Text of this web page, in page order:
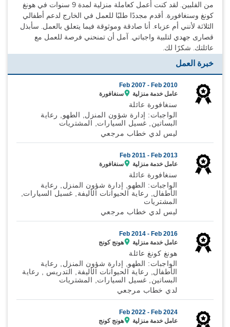
من الفلبين. لقد كنت أعمل كعاملة منزلية لمدة 9 سنوات في هونغ
كونغ وسنغافورة. أقدم مجددًا طلبًا للعمل في الخارج لدعم أطفالي
الثلاثة لأنني أم عزباء. أنا صادقة وموثوقة فيما يتعلق بالعمل. سأبذل
قصارى جهدي لتلبية واجباتي. آمل أن تمنحني فرصة للعمل مع
عائلتك. شكرًا لك.
خبرة العمل
Feb 2007 - Feb 2010
عامل خدمة منزلية
سنغافورة
سنغافورة عائلة
الواجبات: إدارة شؤون المنزل, الطهو, رعاية
البساتين, غسيل السيارات, المشتريات
ليس لدي خطاب مرجعي
Feb 2011 - Feb 2013
عامل خدمة منزلية
سنغافورة
سنغافورة عائلة
الواجبات: الطهو, إدارة شؤون المنزل, رعاية
الأطفال, رعاية الحيوانات الأليفة, غسيل السيارات,
المشتريات
ليس لدي خطاب مرجعي
Feb 2014 - Feb 2016
عامل خدمة منزلية
هونج كونج
هونغ كونغ عائلة
الواجبات: الطهو, إدارة شؤون المنزل, رعاية
الأطفال, رعاية الحيوانات الأليفة, التدريس , رعاية
البساتين, غسيل السيارات, المشتريات
لدي خطاب مرجعي
Feb 2022 - Feb 2024
عامل خدمة منزلية
هونج كونج